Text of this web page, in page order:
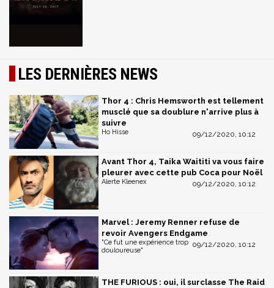
LES DERNIÈRES NEWS
Thor 4 : Chris Hemsworth est tellement
musclé que sa doublure n'arrive plus à
suivre
09/12/2020, 10:12
Ho Hisse
Avant Thor 4, Taika Waititi va vous faire
pleurer avec cette pub Coca pour Noël
09/12/2020, 10:12
Alerte Kleenex
Marvel : Jeremy Renner refuse de
revoir Avengers Endgame
09/12/2020, 10:12
"Ce fut une expérience trop
douloureuse"
THE FURIOUS : oui, il surclasse The Raid